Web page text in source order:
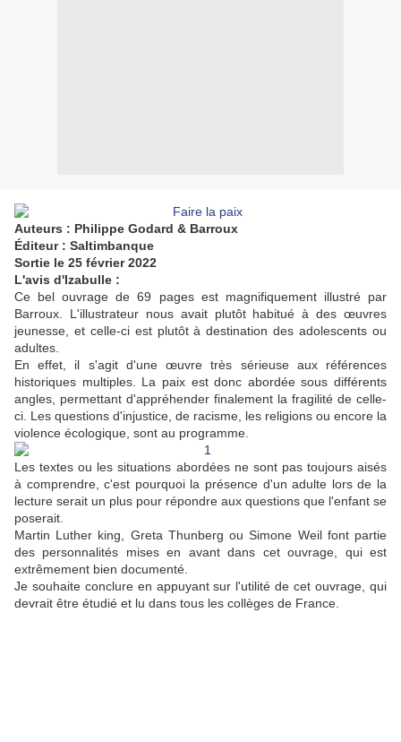
Auteurs : Philippe Godard & Barroux
Éditeur : Saltimbanque
Sortie le 25 février 2022
L'avis d'Izabulle :
Ce bel ouvrage de 69 pages est magnifiquement illustré par
Barroux. L'illustrateur nous avait plutôt habitué à des œuvres
jeunesse, et celle-ci est plutôt à destination des adolescents ou
adultes.
En effet, il s'agit d'une œuvre très sérieuse aux références
historiques multiples. La paix est donc abordée sous différents
angles, permettant d'appréhender finalement la fragilité de celle-
ci. Les questions d'injustice, de racisme, les religions ou encore la
violence écologique, sont au programme.
Les textes ou les situations abordées ne sont pas toujours aisés
à comprendre, c'est pourquoi la présence d'un adulte lors de la
lecture serait un plus pour répondre aux questions que l'enfant se
poserait.
Martin Luther king, Greta Thunberg ou Simone Weil font partie
des personnalités mises en avant dans cet ouvrage, qui est
extrêmement bien documenté.
Je souhaite conclure en appuyant sur l'utilité de cet ouvrage, qui
devrait être étudié et lu dans tous les collèges de France.